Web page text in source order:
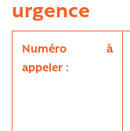
urgence
Numéro à
appeler :